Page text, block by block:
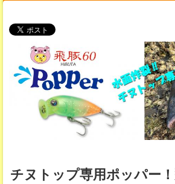
チヌトップ専用ポッパー